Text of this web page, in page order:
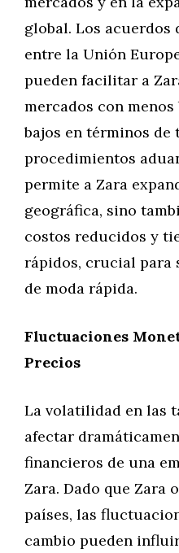
global. Los acuerdos
entre la Unión
pueden facilitar a
mercados con
bajos en términos de
procedimientos
permite a Zara
geográfica, sino
costos reducidos y
rápidos, crucial para
de moda rápida.
Fluctuaciones
Precios
La volatilidad en las
afectar
financieros de una
Zara. Dado que Zara
países, las
cambio pueden